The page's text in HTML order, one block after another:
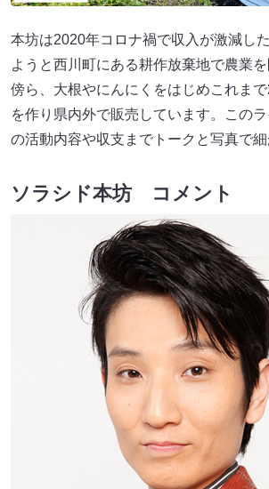
本坊は2020年コロナ禍で収入が激減し
ようと西川町にある耕作放棄地で農業
傍ら、大根やにんにくをはじめこれま
を作り県内外で販売しています。この
の活動内容や収支までトークと写真で細
ソラシド本坊 コメント